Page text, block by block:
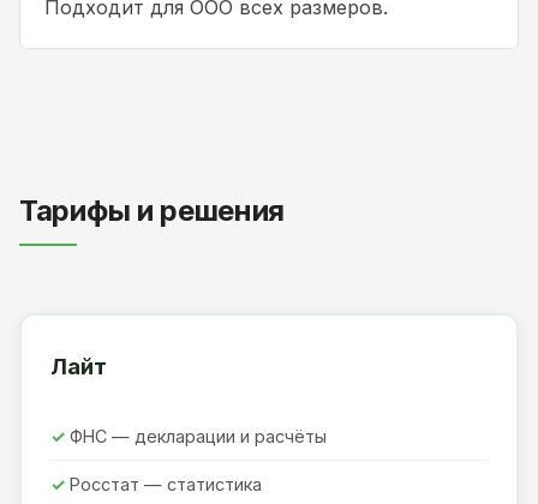
Подходит для ООО всех размеров.
Тарифы и решения
Лайт
ФНС — декларации и расчёты
Росстат — статистика